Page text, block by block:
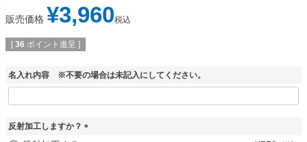
販売価格 ¥3,960税込
[ 36 ポイント進呈 ]
名入れ内容 ※不要の場合は未記入にしてください。
反射加工しますか？